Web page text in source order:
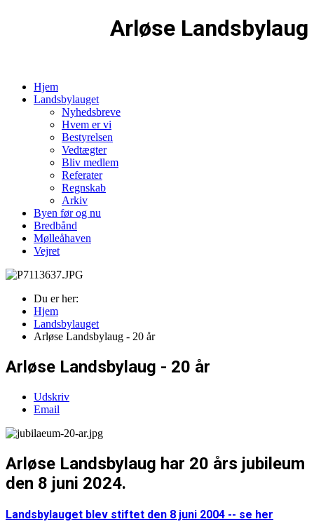
Arløse Landsbylaug
Hjem
Landsbylauget
Nyhedsbreve
Hvem er vi
Bestyrelsen
Vedtægter
Bliv medlem
Referater
Regnskab
Arkiv
Byen før og nu
Bredbånd
Mølleåhaven
Vejret
Du er her:
Hjem
Landsbylauget
Arløse Landsbylaug - 20 år
Arløse Landsbylaug - 20 år
Udskriv
Email
Arløse Landsbylaug har 20 års jubileum
den 8 juni 2024.
Landsbylauget blev stiftet den 8 juni 2004 -- se her